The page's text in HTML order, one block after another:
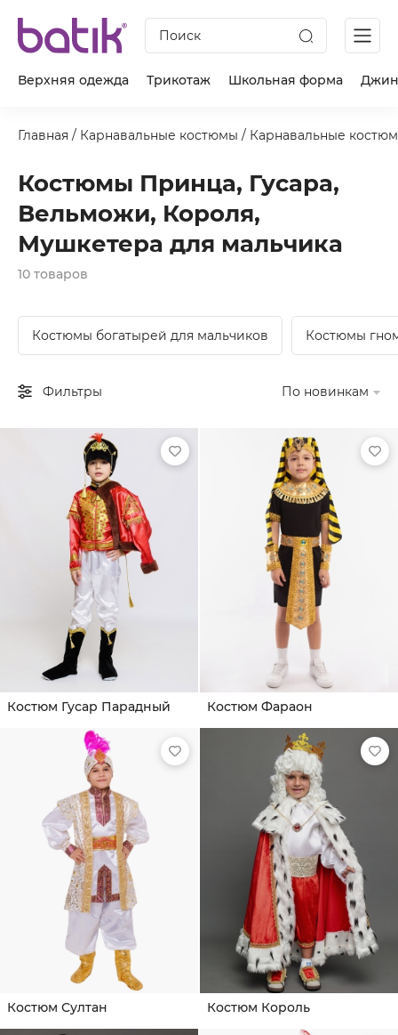
Поиск
Верхняя одежда Трикотаж Школьная форма
Главная / Карнавальные костюмы / Карнавальные
Костюмы Принца, Гусара,
Вельможи, Короля,
Мушкетера для мальчика
10 товаров
Костюмы богатырей для мальчиков Костюмы
Фильтры По новинкам
Костюм Гусар Парадный Костюм Фараон
Костюм Султан Костюм Король